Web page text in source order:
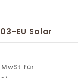
EU Solar
MwSt für